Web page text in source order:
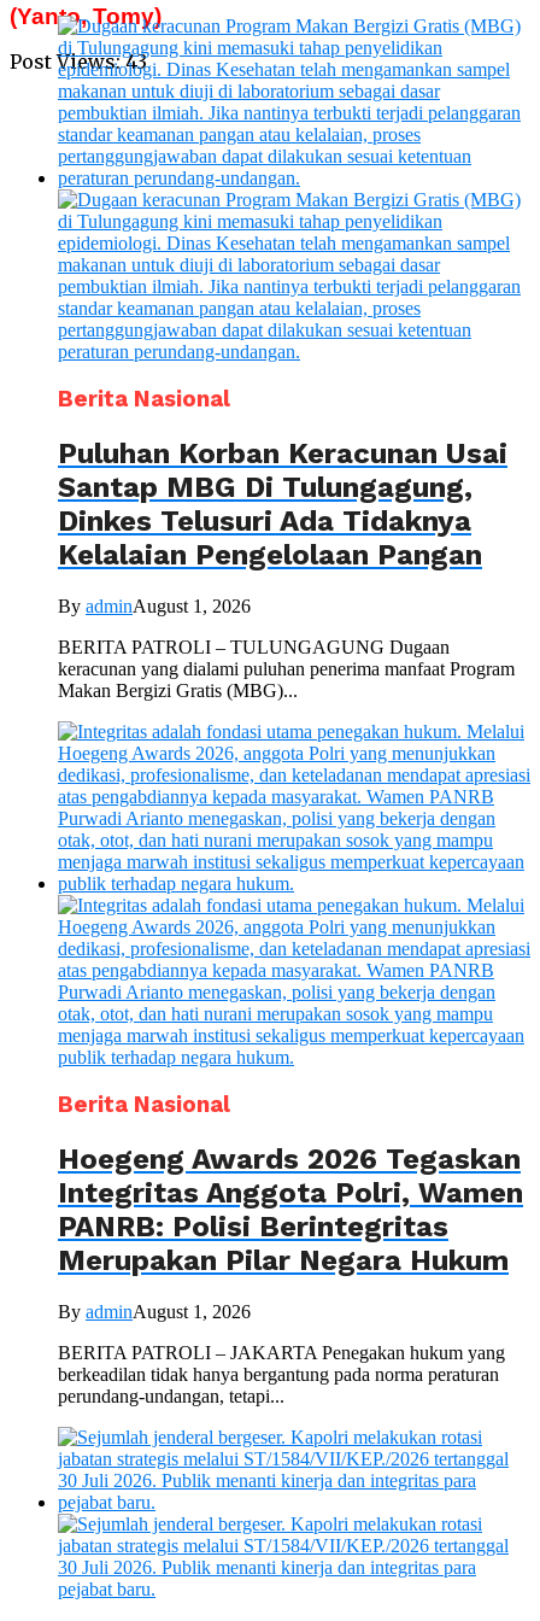
(Yanto, Tomy)
Post Views: 43
Berita Nasional
Puluhan Korban Keracunan Usai
Santap MBG Di Tulungagung,
Dinkes Telusuri Ada Tidaknya
Kelalaian Pengelolaan Pangan
By adminAugust 1, 2026
BERITA PATROLI – TULUNGAGUNG Dugaan
keracunan yang dialami puluhan penerima manfaat Program
Makan Bergizi Gratis (MBG)...
Berita Nasional
Hoegeng Awards 2026 Tegaskan
Integritas Anggota Polri, Wamen
PANRB: Polisi Berintegritas
Merupakan Pilar Negara Hukum
By adminAugust 1, 2026
BERITA PATROLI – JAKARTA Penegakan hukum yang
berkeadilan tidak hanya bergantung pada norma peraturan
perundang-undangan, tetapi...